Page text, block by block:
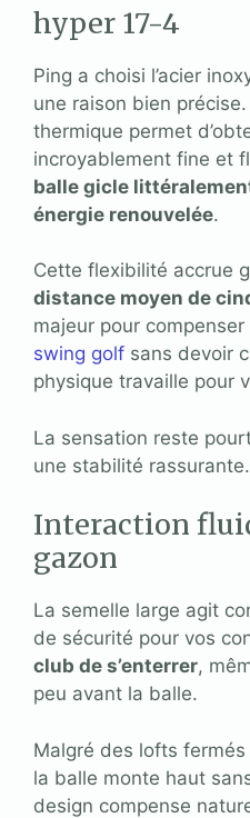
hyper 17-4
Ping a choisi l’acier
une raison bien
thermique permet
incroyablement fine et
balle gicle
énergie renouvelée.
Cette flexibilité accrue
distance moyen de
majeur pour
swing golf sans devoir
physique travaille pour
La sensation reste
une stabilité rassurante.
Interaction
gazon
La semelle large agit
de sécurité pour vos
club de s’enterrer,
peu avant la balle.
Malgré des lofts
la balle monte haut
design compense